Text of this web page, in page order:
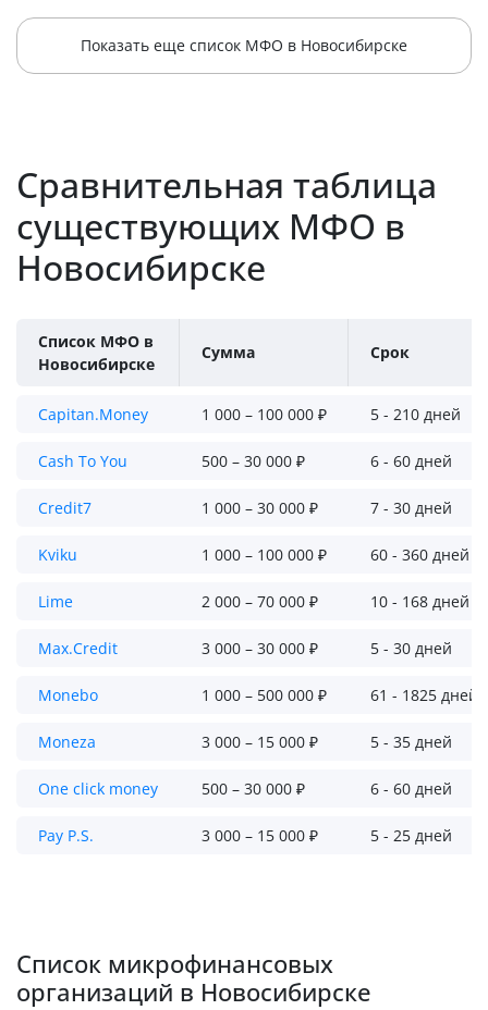
Показать еще список МФО в Новосибирске
Сравнительная таблица
существующих МФО в
Новосибирске
Список МФО в
Новосибирске
Сумма Срок
Capitan.Money 1 000 – 100 000 ₽ 5 - 210 дней
Cash To You 500 – 30 000 ₽ 6 - 60 дней
Credit7 1 000 – 30 000 ₽ 7 - 30 дней
Kviku 1 000 – 100 000 ₽ 60 - 360 дней
Lime 2 000 – 70 000 ₽ 10 - 168 дней
Max.Credit 3 000 – 30 000 ₽ 5 - 30 дней
Monebo 1 000 – 500 000 ₽ 61 - 1825 дней
Moneza 3 000 – 15 000 ₽ 5 - 35 дней
One click money 500 – 30 000 ₽ 6 - 60 дней
Pay P.S. 3 000 – 15 000 ₽ 5 - 25 дней
Список микрофинансовых
организаций в Новосибирске